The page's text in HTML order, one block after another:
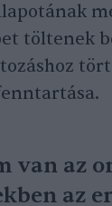
töltenek
van az
az